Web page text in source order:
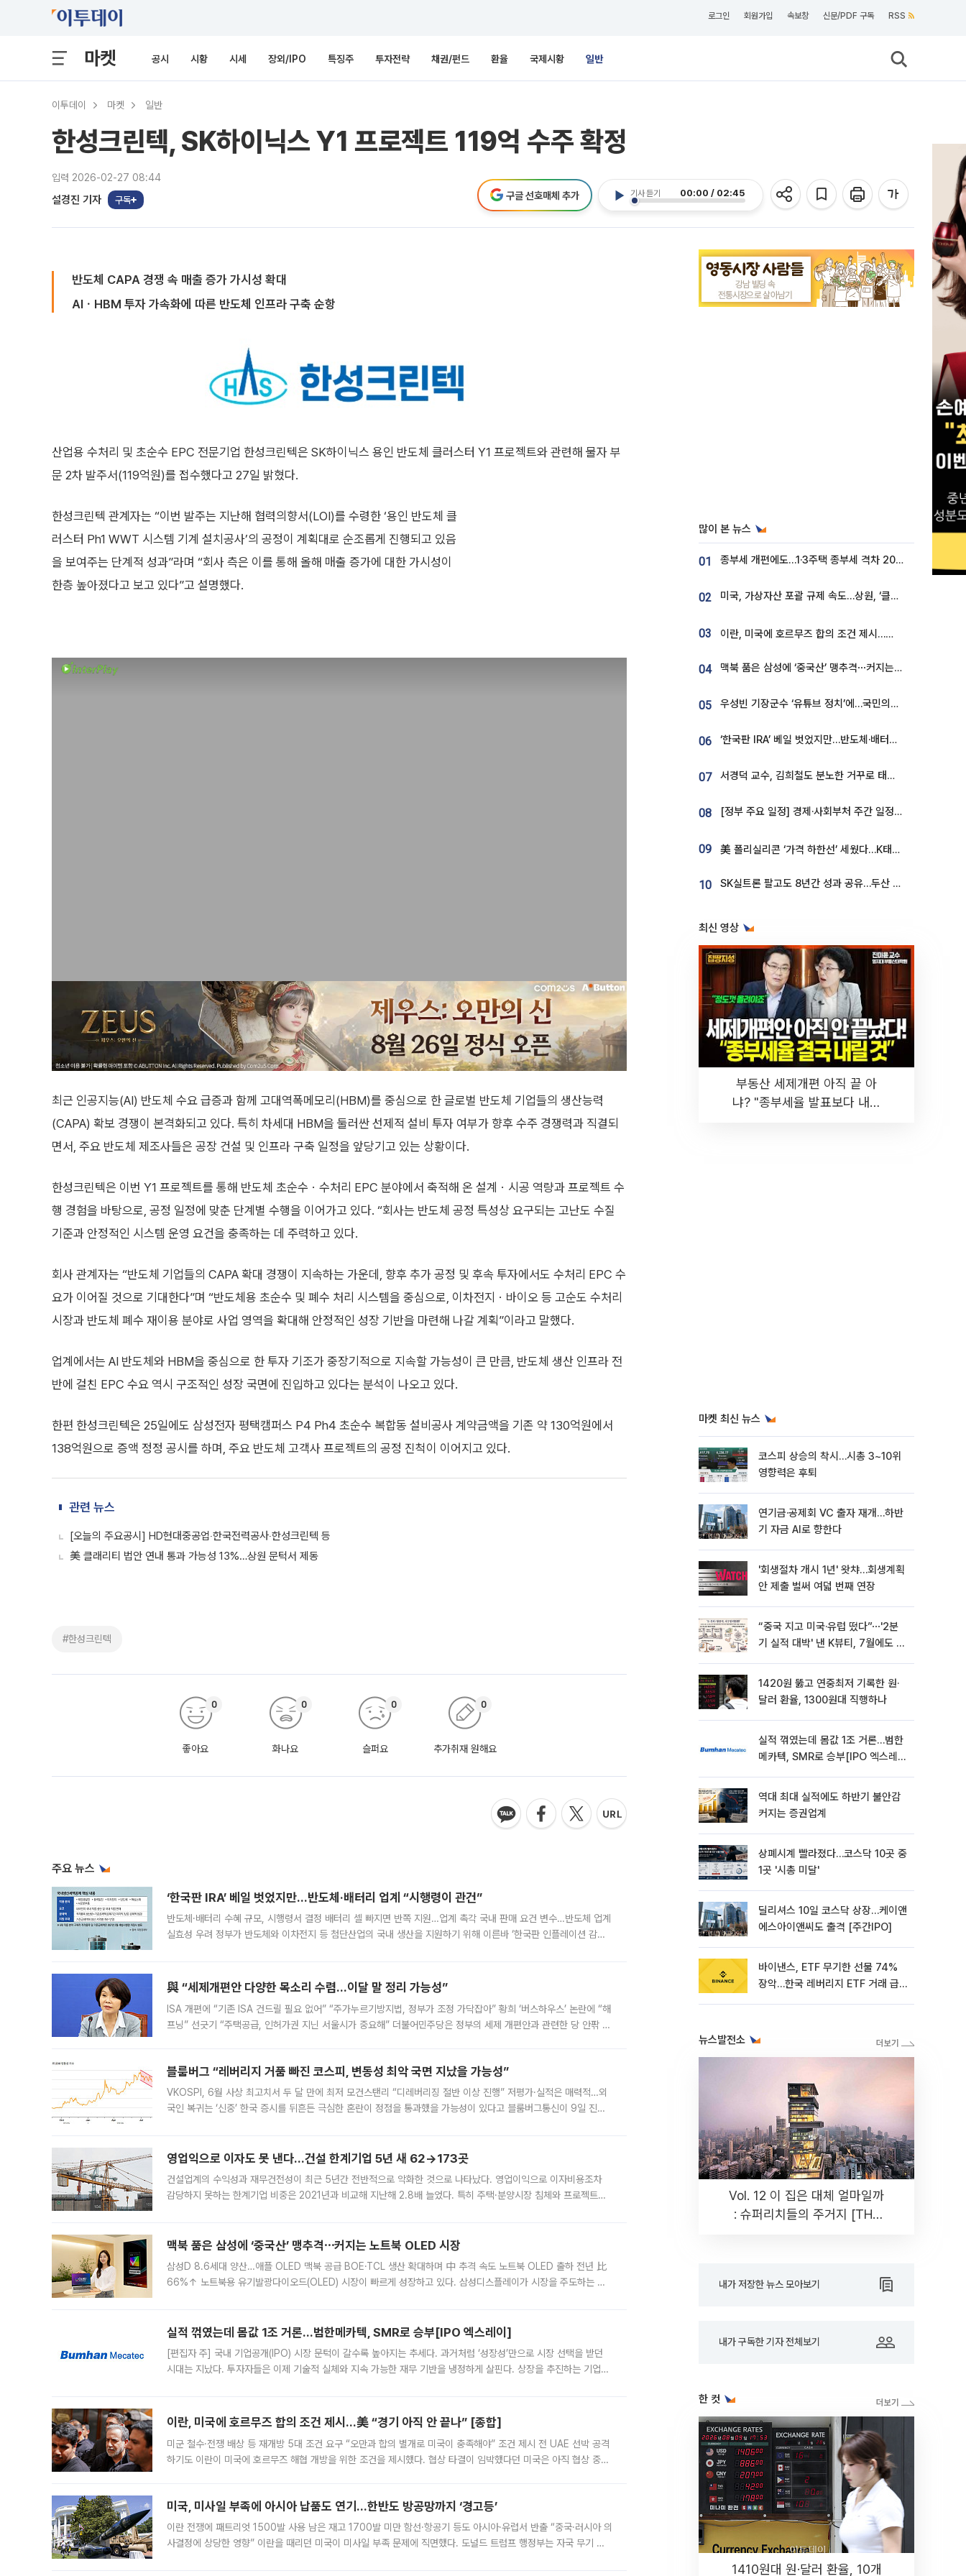
로그인 회원가입 속보창 신문/PDF 구독 RSS
마켓 공시 시황 시세 장외/IPO 특징주 투자전략 채권/펀드 환율 국제시황 일반
이투데이 마켓 일반
한성크린텍, SK하이닉스 Y1 프로젝트 119억 수주 확정
입력 2026-02-27 08:44
설경진 기자 구독
기사 듣기 00:00 / 02:45
구글 선호매체 추가
반도체 CAPA 경쟁 속 매출 증가 가시성 확대
AIㆍHBM 투자 가속화에 따른 반도체 인프라 구축 순항
산업용 수처리 및 초순수 EPC 전문기업 한성크린텍은 SK하이닉스 용인 반도체 클러스터 Y1 프로젝트와 관련해 물자 부
문 2차 발주서(119억원)를 접수했다고 27일 밝혔다.
한성크린텍 관계자는 “이번 발주는 지난해 협력의향서(LOI)를 수령한 ‘용인 반도체 클
러스터 Ph1 WWT 시스템 기계 설치공사’의 공정이 계획대로 순조롭게 진행되고 있음
을 보여주는 단계적 성과”라며 “회사 측은 이를 통해 올해 매출 증가에 대한 가시성이
한층 높아졌다고 보고 있다”고 설명했다.
최근 인공지능(AI) 반도체 수요 급증과 함께 고대역폭메모리(HBM)를 중심으로 한 글로벌 반도체 기업들의 생산능력
(CAPA) 확보 경쟁이 본격화되고 있다. 특히 차세대 HBM을 둘러싼 선제적 설비 투자 여부가 향후 수주 경쟁력과 직결되
면서, 주요 반도체 제조사들은 공장 건설 및 인프라 구축 일정을 앞당기고 있는 상황이다.
한성크린텍은 이번 Y1 프로젝트를 통해 반도체 초순수ㆍ수처리 EPC 분야에서 축적해 온 설계ㆍ시공 역량과 프로젝트 수
행 경험을 바탕으로, 공정 일정에 맞춘 단계별 수행을 이어가고 있다. “회사는 반도체 공정 특성상 요구되는 고난도 수질
기준과 안정적인 시스템 운영 요건을 충족하는 데 주력하고 있다.
회사 관계자는 “반도체 기업들의 CAPA 확대 경쟁이 지속하는 가운데, 향후 추가 공정 및 후속 투자에서도 수처리 EPC 수
요가 이어질 것으로 기대한다”며 “반도체용 초순수 및 폐수 처리 시스템을 중심으로, 이차전지ㆍ바이오 등 고순도 수처리
시장과 반도체 폐수 재이용 분야로 사업 영역을 확대해 안정적인 성장 기반을 마련해 나갈 계획”이라고 말했다.
업계에서는 AI 반도체와 HBM을 중심으로 한 투자 기조가 중장기적으로 지속할 가능성이 큰 만큼, 반도체 생산 인프라 전
반에 걸친 EPC 수요 역시 구조적인 성장 국면에 진입하고 있다는 분석이 나오고 있다.
한편 한성크린텍은 25일에도 삼성전자 평택캠퍼스 P4 Ph4 초순수 복합동 설비공사 계약금액을 기존 약 130억원에서
138억원으로 증액 정정 공시를 하며, 주요 반도체 고객사 프로젝트의 공정 진척이 이어지고 있다.
관련 뉴스
[오늘의 주요공시] HD현대중공업‧한국전력공사‧한성크린텍 등
美 클래리티 법안 연내 통과 가능성 13%…상원 문턱서 제동
#한성크린텍
좋아요
0
화나요
0
슬퍼요
0
추가취재 원해요
0
주요 뉴스
‘한국판 IRA’ 베일 벗었지만…반도체·배터리 업계 “시행령이 관건”
반도체·배터리 수혜 규모, 시행령서 결정 배터리 셀 빠지면 반쪽 지원…업계 촉각 국내 판매 요건 변수…반도체 업계
실효성 우려 정부가 반도체와 이차전지 등 첨단산업의 국내 생산을 지원하기 위해 이른바 ‘한국판 인플레이션 감축
與 “세제개편안 다양한 목소리 수렴…이달 말 정리 가능성”
ISA 개편에 “기존 ISA 건드릴 필요 없어” “주가누르기방지법, 정부가 조정 가닥잡아” 황희 ‘버스하우스’ 논란에 “해
프닝” 선긋기 “주택공급, 인허가권 지닌 서울시가 중요해” 더불어민주당은 정부의 세제 개편안과 관련한 당 안팎 의
블룸버그 “레버리지 거품 빠진 코스피, 변동성 최악 국면 지났을 가능성”
VKOSPI, 6월 사상 최고치서 두 달 만에 최저 모건스탠리 “디레버리징 절반 이상 진행” 저평가·실적은 매력적…외
국인 복귀는 ‘신중’ 한국 증시를 뒤흔든 극심한 혼란이 정점을 통과했을 가능성이 있다고 블룸버그통신이 9일 진단
영업익으로 이자도 못 낸다…건설 한계기업 5년 새 62→173곳
건설업계의 수익성과 재무건전성이 최근 5년간 전반적으로 악화한 것으로 나타났다. 영업이익으로 이자비용조차
감당하지 못하는 한계기업 비중은 2021년과 비교해 지난해 2.8배 늘었다. 특히 주택·분양시장 침체와 프로젝트파
맥북 품은 삼성에 ‘중국산’ 맹추격⋯커지는 노트북 OLED 시장
삼성D 8.6세대 양산…애플 OLED 맥북 공급 BOE·TCL 생산 확대하며 中 추격 속도 노트북 OLED 출하 전년 比
66%↑ 노트북용 유기발광다이오드(OLED) 시장이 빠르게 성장하고 있다. 삼성디스플레이가 시장을 주도하는 가
실적 꺾였는데 몸값 1조 거론…범한메카텍, SMR로 승부[IPO 엑스레이]
[편집자 주] 국내 기업공개(IPO) 시장 문턱이 갈수록 높아지는 추세다. 과거처럼 ‘성장성’만으로 시장 선택을 받던
시대는 지났다. 투자자들은 이제 기술적 실체와 지속 가능한 재무 기반을 냉정하게 살핀다. 상장을 추진하는 기업들
이란, 미국에 호르무즈 합의 조건 제시…美 “경기 아직 안 끝나” [종합]
미군 철수·전쟁 배상 등 재개방 5대 조건 요구 “오만과 합의 별개로 미국이 충족해야” 조건 제시 전 UAE 선박 공격
하기도 이란이 미국에 호르무즈 해협 개방을 위한 조건을 제시했다. 협상 타결이 임박했다던 미국은 아직 협상 중이
미국, 미사일 부족에 아시아 납품도 연기…한반도 방공망까지 ‘경고등’
이란 전쟁에 패트리엇 1500발 사용 남은 재고 1700발 미만 함선·항공기 등도 아시아·유럽서 반출 “중국·러시아 의
사결정에 상당한 영향” 이란을 때리던 미국이 미사일 부족 문제에 직면했다. 도널드 트럼프 행정부는 자국 무기 공
많이 본 뉴스
01 종부세 개편에도…1·3주택 종부세 격차 2028년부터 확대
02 미국, 가상자산 포괄 규제 속도…상원, ‘클래리티법’ 9월 절차투표 추진
03 이란, 미국에 호르무즈 합의 조건 제시…美 “경기 아직 안 끝나” [종합]
04 맥북 품은 삼성에 ‘중국산’ 맹추격⋯커지는 노트북 OLED 시장
05 우성빈 기장군수 ‘유튜브 정치’에…국민의힘 군의원들 집단 반발
06 ‘한국판 IRA’ 베일 벗었지만…반도체·배터리 업계 “시행령이 관건”
07 서경덕 교수, 김희철도 분노한 거꾸로 태극기⋯"엉터리는 아냐, 아쉬울 뿐"
08 [정부 주요 일정] 경제·사회부처 주간 일정 (8월 10일 ~ 8월 14일)
09 美 폴리실리콘 ‘가격 하한선’ 세웠다…K태양광 수혜 기대
10 SK실트론 팔고도 8년간 성과 공유…두산 인수대금 2.3조가 끝 아냐
최신 영상
부동산 세제개편 아직 끝 아
냐? "종부세율 발표보다 내릴
마켓 최신 뉴스
코스피 상승의 착시…시총 3~10위
영향력은 후퇴
연기금·공제회 VC 출자 재개…하반
기 자금 AI로 향한다
'회생절차 개시 1년' 왓챠…회생계획
안 제출 벌써 여덟 번째 연장
“중국 지고 미국·유럽 떴다”⋯'2분
기 실적 대박' 낸 K뷰티, 7월에도 질
1420원 뚫고 연중최저 기록한 원·
달러 환율, 1300원대 직행하나
실적 꺾였는데 몸값 1조 거론…범한
메카텍, SMR로 승부[IPO 엑스레
역대 최대 실적에도 하반기 불안감
커지는 증권업계
상폐시계 빨라졌다…코스닥 10곳 중
1곳 '시총 미달'
딜리셔스 10일 코스닥 상장…케이앤
에스아이앤씨도 출격 [주간IPO]
바이낸스, ETF 무기한 선물 74%
장악…한국 레버리지 ETF 거래 급
뉴스발전소
Vol. 12 이 집은 대체 얼마일까
: 슈퍼리치들의 주거지 [THE
내가 저장한 뉴스 모아보기
내가 구독한 기자 전체보기
한 컷
1410원대 원·달러 환율, 10개